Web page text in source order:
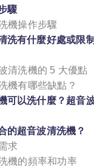
驟
機操作步驟
洗有什麼好處或限
清洗機的 5 大優點
機有哪些缺點？
可以洗什麼？超音
的超音波清洗機？
求
機的頻率和功率